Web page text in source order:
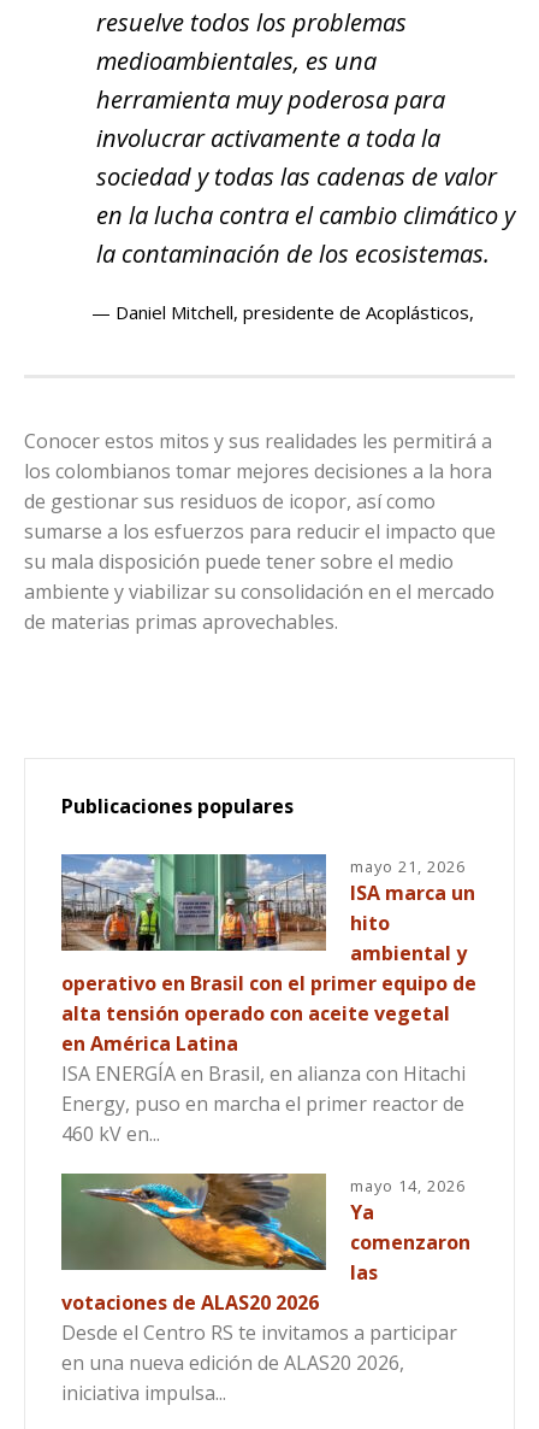
resuelve todos los problemas
medioambientales, es una
herramienta muy poderosa para
involucrar activamente a toda la
sociedad y todas las cadenas de valor
en la lucha contra el cambio climático y
la contaminación de los ecosistemas.
Daniel Mitchell, presidente de Acoplásticos,
Conocer estos mitos y sus realidades les permitirá a
los colombianos tomar mejores decisiones a la hora
de gestionar sus residuos de icopor, así como
sumarse a los esfuerzos para reducir el impacto que
su mala disposición puede tener sobre el medio
ambiente y viabilizar su consolidación en el mercado
de materias primas aprovechables.
Publicaciones populares
mayo 21, 2026
ISA marca un
hito
ambiental y
operativo en Brasil con el primer equipo de
alta tensión operado con aceite vegetal
en América Latina
ISA ENERGÍA en Brasil, en alianza con Hitachi
Energy, puso en marcha el primer reactor de
460 kV en...
mayo 14, 2026
Ya
comenzaron
las
votaciones de ALAS20 2026
Desde el Centro RS te invitamos a participar
en una nueva edición de ALAS20 2026,
iniciativa impulsa...